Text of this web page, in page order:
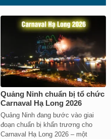
Quảng Ninh chuẩn bị tổ chức
Carnaval Hạ Long 2026
Quảng Ninh đang bước vào giai
đoạn chuẩn bị khẩn trương cho
Carnaval Hạ Long 2026 – một